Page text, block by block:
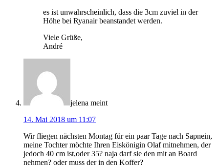
es ist unwahrscheinlich, dass die 3cm zuviel in der
Höhe bei Ryanair beanstandet werden.
Viele Grüße,
André
jelena meint
14. Mai 2018 um 11:07
Wir fliegen nächsten Montag für ein paar Tage nach Sapnein,
meine Tochter möchte Ihren Eiskönigin Olaf mitnehmen, der
jedoch 40 cm ist,oder 35? naja darf sie den mit an Board
nehmen? oder muss der in den Koffer?